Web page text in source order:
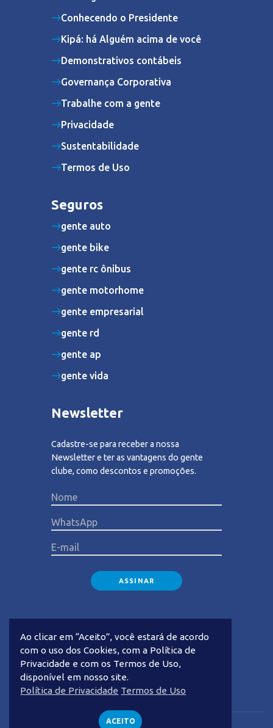
Conhecendo o Presidente
Kipá: há Alguém acima de você
Demonstrativos contábeis
Governança Corporativa
Trabalhe com a gente
Privacidade
Sustentabilidade
Termos de Uso
Seguros
gente auto
gente bike
gente rc ônibus
gente motorhome
gente empresarial
gente rd
gente ap
gente vida
Newsletter
Cadastre-se para receber a nossa
Newsletter e ter as vantagens do gente
clube, como descontos e promoções.
Privacidade Termos de Uso
Ao clicar em “Aceito”, você estará de acordo
com o uso dos Cookies, com a Política de
Privacidade e com os Termos de Uso,
disponível em nosso site.
Política de Privacidade Termos de Uso
ACEITO